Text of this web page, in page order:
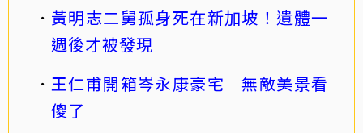
黃明志二舅孤身死在新加坡！遺體一
週後才被發現
王仁甫開箱岑永康豪宅 無敵美景看
傻了